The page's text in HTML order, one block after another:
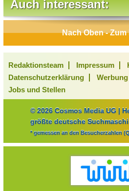
Auch interessant:
Nach Oben -
Redaktionsteam Impressum
Datenschutzerklärung
Werbung
Jobs und Stellen
© 2026 Cosmos Media UG |
größte deutsche
* gemessen an den Besucherzahlen